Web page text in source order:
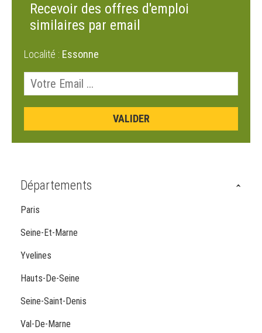
Recevoir des offres d'emploi
similaires par email
Localité : Essonne
Départements
Paris
Seine-Et-Marne
Yvelines
Hauts-De-Seine
Seine-Saint-Denis
Val-De-Marne